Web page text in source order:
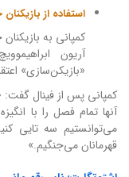
استفاده از
کمپانی به
آریون
«بازیکن‌سازی»
کمپانی پس از فینال گفت:
آنها تمام فصل را با
می‌توانستیم سه تایی
قهرمانان می‌جنگیم.»